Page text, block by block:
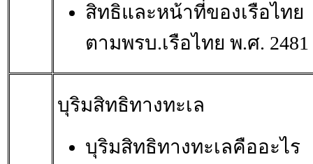
สิทธิและหน้าที่ของเรือไทย
ตามพรบ.เรือไทย พ.ศ. 2481
บุริมสิทธิทางทะเล
บุริมสิทธิทางทะเลคืออะไร